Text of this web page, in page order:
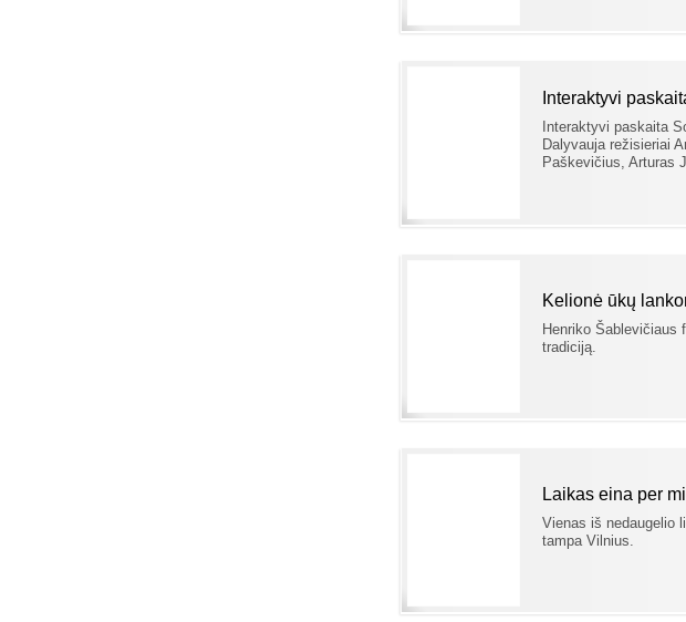
Interaktyvi
Interaktyvi paskaita
Dalyvauja režisieriai
Paškevičius, Arturas
Kelionė ūkų
Henriko Šablevičiaus
tradiciją.
Laikas eina per
Vienas iš nedaugelio
tampa Vilnius.